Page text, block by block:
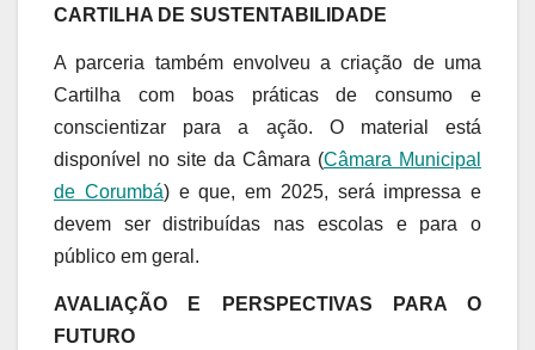
CARTILHA DE SUSTENTABILIDADE
A parceria também envolveu a criação de uma
Cartilha com boas práticas de consumo e
conscientizar para a ação. O material está
disponível no site da Câmara (Câmara Municipal
de Corumbá) e que, em 2025, será impressa e
devem ser distribuídas nas escolas e para o
público em geral.
AVALIAÇÃO E PERSPECTIVAS PARA O
FUTURO